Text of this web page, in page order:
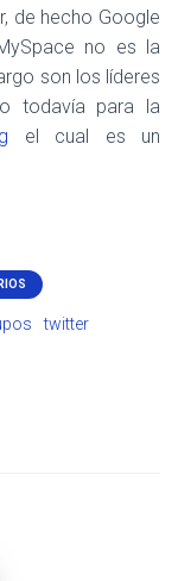
de hecho Google
no es la
son los líderes
todavía para la
el cual es un
twitter